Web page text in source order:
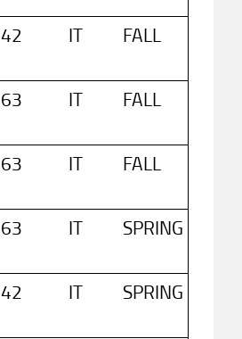
42 IT FALL
63 IT FALL
63 IT FALL
63 IT SPRING
42 IT SPRING